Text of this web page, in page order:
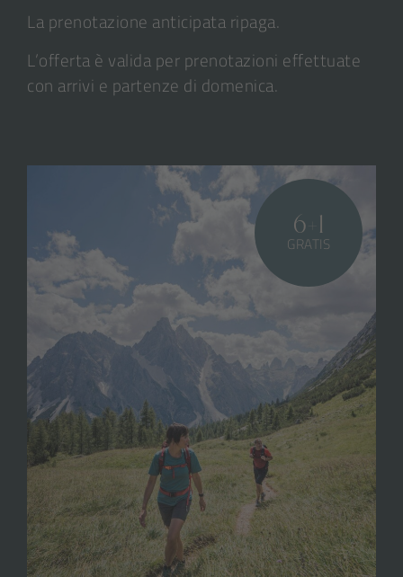
La prenotazione anticipata ripaga.
L’offerta è valida per prenotazioni effettuate
con arrivi e partenze di domenica.
6+1
GRATIS